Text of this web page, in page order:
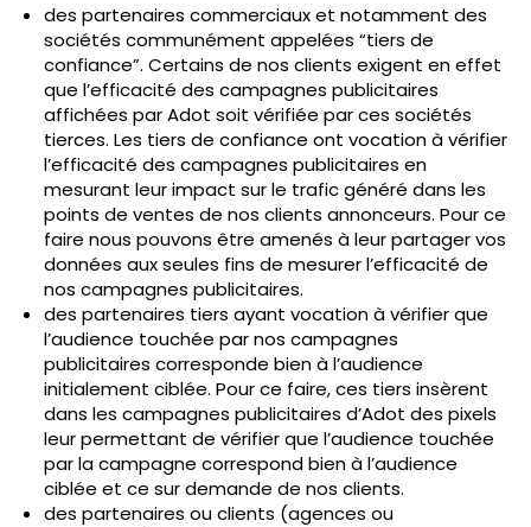
des partenaires commerciaux et notamment des
sociétés communément appelées “tiers de
confiance”. Certains de nos clients exigent en effet
que l’efficacité des campagnes publicitaires
affichées par Adot soit vérifiée par ces sociétés
tierces. Les tiers de confiance ont vocation à vérifier
l’efficacité des campagnes publicitaires en
mesurant leur impact sur le trafic généré dans les
points de ventes de nos clients annonceurs. Pour ce
faire nous pouvons être amenés à leur partager vos
données aux seules fins de mesurer l’efficacité de
nos campagnes publicitaires.
des partenaires tiers ayant vocation à vérifier que
l’audience touchée par nos campagnes
publicitaires corresponde bien à l’audience
initialement ciblée. Pour ce faire, ces tiers insèrent
dans les campagnes publicitaires d’Adot des pixels
leur permettant de vérifier que l’audience touchée
par la campagne correspond bien à l’audience
ciblée et ce sur demande de nos clients.
des partenaires ou clients (agences ou